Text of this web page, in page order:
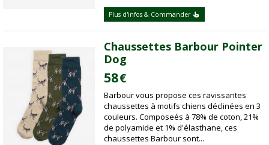
Plus d'infos & Commander
Chaussettes Barbour Pointer
Dog
58€
Barbour vous propose ces ravissantes
chaussettes à motifs chiens déclinées en 3
couleurs. Composeés à 78% de coton, 21%
de polyamide et 1% d'élasthane, ces
chaussettes Barbour sont...